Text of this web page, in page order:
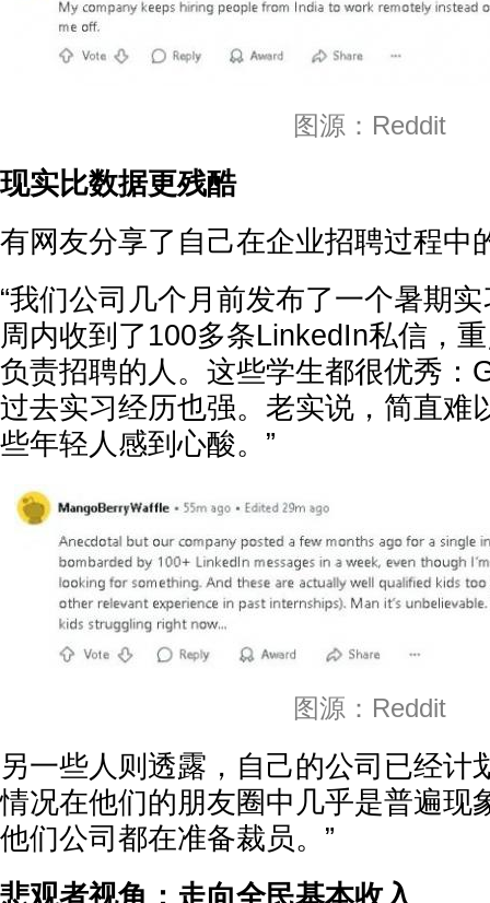
图源：Reddit
现实比数据更残酷
有网友分享了自己在企业招聘过程中
“我们公司几个月前发布了一个暑期
周内收到了100多条LinkedIn私信，
负责招聘的人。这些学生都很优秀：
过去实习经历也强。老实说，简直难
些年轻人感到心酸。”
图源：Reddit
另一些人则透露，自己的公司已经计
情况在他们的朋友圈中几乎是普遍现
他们公司都在准备裁员。”
悲观者视角：走向全民基本收入